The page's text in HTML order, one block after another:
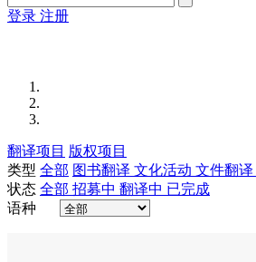
登录 注册
翻译项目 版权项目
类型 全部 图书翻译 文化活动 文件翻译
状态 全部 招募中 翻译中 已完成
语种